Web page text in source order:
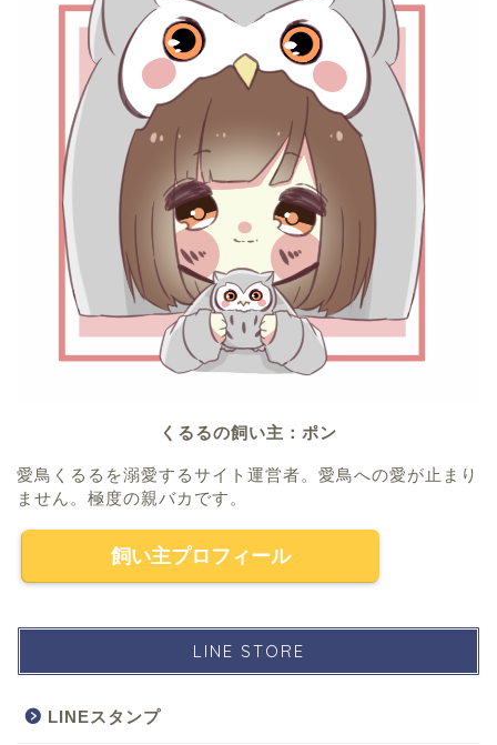
くるるの飼い主：ポン
愛鳥くるるを溺愛するサイト運営者。愛鳥への愛が止まり
ません。極度の親バカです。
飼い主プロフィール
LINE STORE
LINEスタンプ